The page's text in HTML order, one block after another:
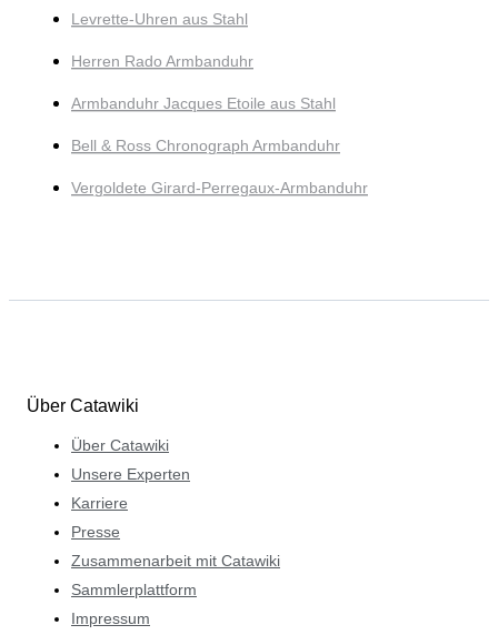
Levrette-Uhren aus Stahl
Herren Rado Armbanduhr
Armbanduhr Jacques Etoile aus Stahl
Bell & Ross Chronograph Armbanduhr
Vergoldete Girard-Perregaux-Armbanduhr
Über Catawiki
Über Catawiki
Unsere Experten
Karriere
Presse
Zusammenarbeit mit Catawiki
Sammlerplattform
Impressum